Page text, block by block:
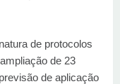
de protocolos
de 23
de aplicação